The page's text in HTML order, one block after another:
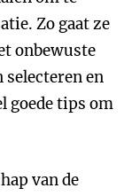
Zo gaat ze
onbewuste
en
goede tips om
van de